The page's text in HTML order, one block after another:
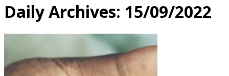
Daily Archives: 15/09/2022